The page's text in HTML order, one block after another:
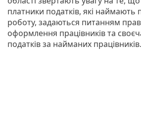
платники податків, які наймають
роботу, задаються питанням
оформлення працівників та
податків за найманих працівників.